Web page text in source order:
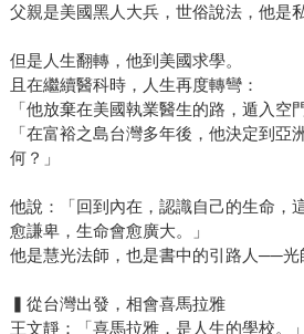
父親是美國黑人大兵，世俗說法，他是
但是人生翻轉，他到美國求學。
且在繼續醫科時，人生再度轉彎：
「他放棄在美國執業醫生的路，遁入空
「在富裕之島台灣多年後，他決定到亞
何？」
他說：「回到內在，認識自己的生命，
愈謙卑，生命會愈廣大。」
他是慧光法師，也是書中的引路人──光
▍從台灣出發，相會喜馬拉雅
王文靜：「喜馬拉雅，是人生的學校。」